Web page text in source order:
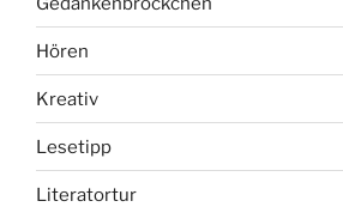
Hören
Kreativ
Lesetipp
Literatortur